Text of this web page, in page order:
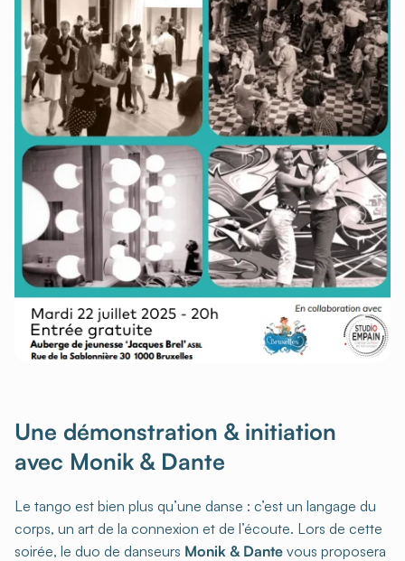
Une démonstration & initiation
avec Monik & Dante
Le tango est bien plus qu’une danse : c’est un langage du
corps, un art de la connexion et de l’écoute. Lors de cette
soirée, le duo de danseurs Monik & Dante vous proposera